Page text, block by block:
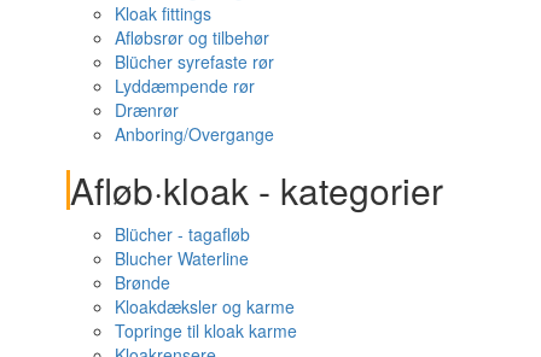
Kloak fittings
Afløbsrør og tilbehør
Blücher syrefaste rør
Lyddæmpende rør
Drænrør
Anboring/Overgange
Afløb·kloak - kategorier
Blücher - tagafløb
Blucher Waterline
Brønde
Kloakdæksler og karme
Topringe til kloak karme